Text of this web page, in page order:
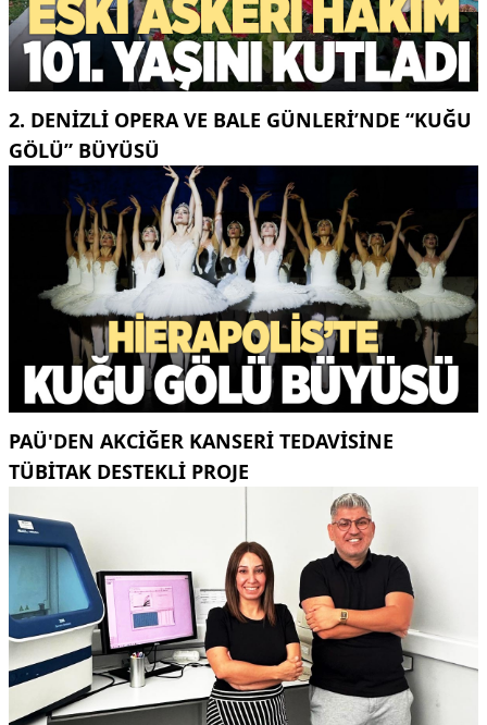
2. DENIZLI OPERA VE BALE GÜNLERI’NDE “KUĞU
GÖLÜ” BÜYÜSÜ
PAÜ'DEN AKCİĞER KANSERİ TEDAVİSİNE
TÜBİTAK DESTEKLİ PROJE